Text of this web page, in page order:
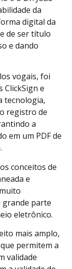
da
digital da
de ser título
e dando
vogais, foi
e
tecnologia,
registro de
a
em um PDF de
conceitos de
e
grande parte
eletrônico.
mais amplo,
permitem a
validade